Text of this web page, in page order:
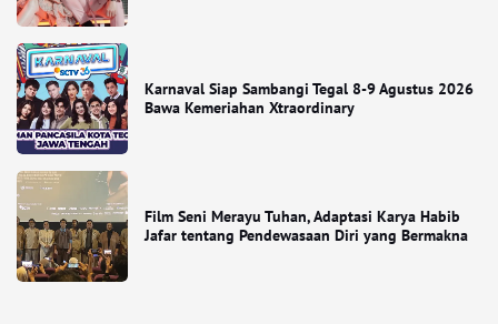
Karnaval Siap Sambangi Tegal 8-9 Agustus 2026
Bawa Kemeriahan Xtraordinary
Film Seni Merayu Tuhan, Adaptasi Karya Habib
Jafar tentang Pendewasaan Diri yang Bermakna